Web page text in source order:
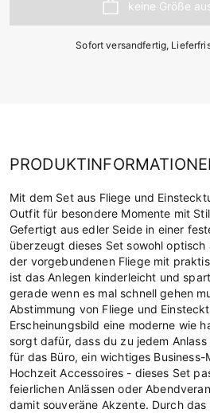
Sofort versandfertig,
Mit dem Set aus Fliege und
Outfit für besondere Momente mit
Gefertigt aus edler Seide in einer
überzeugt dieses Set sowohl optisch
der vorgebundenen Fliege mit
ist das Anlegen kinderleicht und
gerade wenn es mal schnell gehen
Abstimmung von Fliege und
Erscheinungsbild eine moderne wie
sorgt dafür, dass du zu jedem
für das Büro, ein wichtiges
Hochzeit Accessoires - dieses Set
feierlichen Anlässen oder
damit souveräne Akzente. Durch